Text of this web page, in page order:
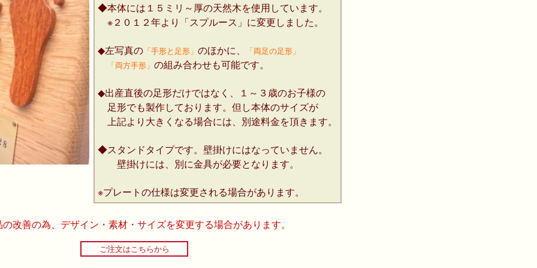
◆本体には１５ミリ～厚の天然木を使用しています。
※２０１２年より「スプルース」に変更しました。
◆左写真の 「手形と足形」 のほかに、
「両足の足形」
「両方手形」 の組み合わせも可能です。
◆出産直後の足形だけではなく、１～３歳のお子様の
足形でも製作しております。但し本体のサイズが
上記より大きくなる場合には、別途料金を頂きます。
◆スタンドタイプです。壁掛けにはなっていません。
壁掛けには、別に金具が必要となります。
※プレートの仕様は変更される場合があります。
改善の為、デザイン・素材・サイズを変更する場合があります。
ご注文はこちらから